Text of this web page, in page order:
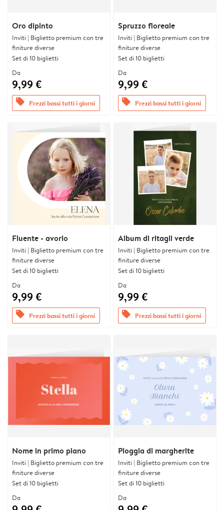
Oro dipinto
Inviti | Biglietto premium con tre
finiture diverse
Set di 10 biglietti
Da
9,99 €
offers Prezzi bassi tutti i giorni
Spruzzo floreale
Inviti | Biglietto premium con tre
finiture diverse
Set di 10 biglietti
Da
9,99 €
offers Prezzi bassi tutti i giorni
Fluente - avorio
Inviti | Biglietto premium con tre
finiture diverse
Set di 10 biglietti
Da
9,99 €
offers Prezzi bassi tutti i giorni
Album di ritagli verde
Inviti | Biglietto premium con tre
finiture diverse
Set di 10 biglietti
Da
9,99 €
offers Prezzi bassi tutti i giorni
Nome in primo piano
Inviti | Biglietto premium con tre
finiture diverse
Set di 10 biglietti
Da
Pioggia di margherite
Inviti | Biglietto premium con tre
finiture diverse
Set di 10 biglietti
Da